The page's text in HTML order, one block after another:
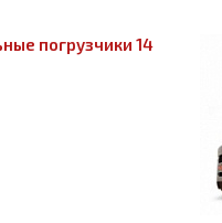
погрузчики 14